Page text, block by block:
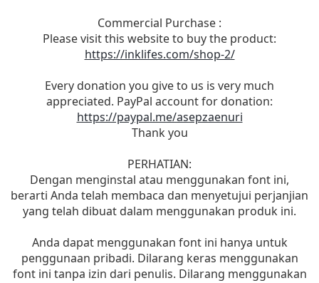
Commercial Purchase :
Please visit this website to buy the product:
https://inklifes.com/shop-2/
Every donation you give to us is very much
appreciated. PayPal account for donation:
https://paypal.me/asepzaenuri
Thank you
PERHATIAN:
Dengan menginstal atau menggunakan font ini,
berarti Anda telah membaca dan menyetujui perjanjian
yang telah dibuat dalam menggunakan produk ini.
Anda dapat menggunakan font ini hanya untuk
penggunaan pribadi. Dilarang keras menggunakan
font ini tanpa izin dari penulis. Dilarang menggunakan